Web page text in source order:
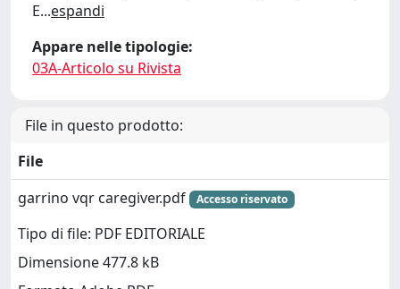
E...espandi
Appare nelle tipologie:
03A-Articolo su Rivista
File in questo prodotto:
File
garrino vqr caregiver.pdf
Accesso riservato
Tipo di file: PDF EDITORIALE
Dimensione 477.8 kB